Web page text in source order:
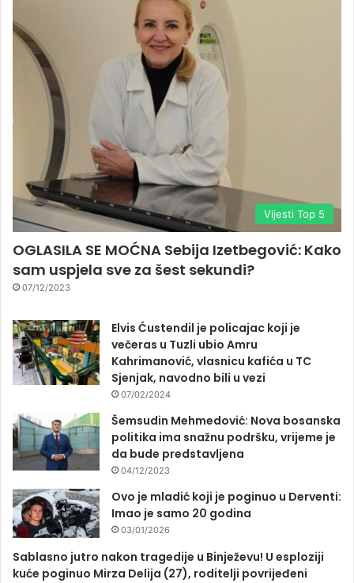
Vijesti Top 5
OGLASILA SE MOĆNA Sebija Izetbegović: Kako
sam uspjela sve za šest sekundi?
07/12/2023
Elvis Ćustendil je policajac koji je
večeras u Tuzli ubio Amru
Kahrimanović, vlasnicu kafića u TC
Sjenjak, navodno bili u vezi
07/02/2024
Šemsudin Mehmedović: Nova bosanska
politika ima snažnu podršku, vrijeme je
da bude predstavljena
04/12/2023
Ovo je mladić koji je poginuo u Derventi:
Imao je samo 20 godina
03/01/2026
Sablasno jutro nakon tragedije u Binježevu! U esploziji
kuće poginuo Mirza Delija (27), roditelji povrijeđeni